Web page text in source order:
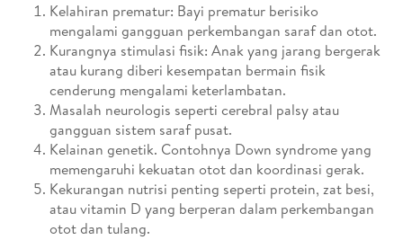
Kelahiran prematur: Bayi prematur berisiko
mengalami gangguan perkembangan saraf dan otot.
Kurangnya stimulasi fisik: Anak yang jarang bergerak
atau kurang diberi kesempatan bermain fisik
cenderung mengalami keterlambatan.
Masalah neurologis seperti cerebral palsy atau
gangguan sistem saraf pusat.
Kelainan genetik. Contohnya Down syndrome yang
memengaruhi kekuatan otot dan koordinasi gerak.
Kekurangan nutrisi penting seperti protein, zat besi,
atau vitamin D yang berperan dalam perkembangan
otot dan tulang.